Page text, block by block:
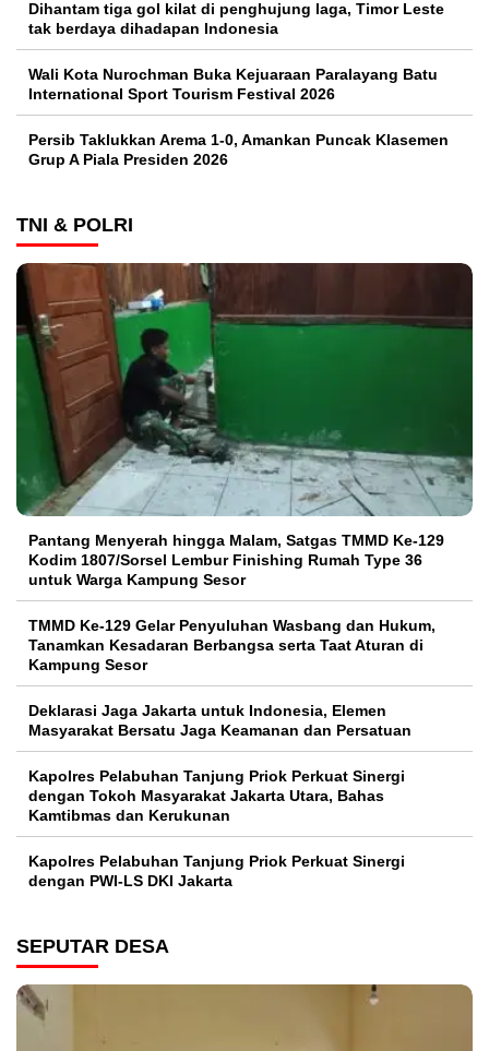
Dihantam tiga gol kilat di penghujung laga, Timor Leste
tak berdaya dihadapan Indonesia
Wali Kota Nurochman Buka Kejuaraan Paralayang Batu
International Sport Tourism Festival 2026
Persib Taklukkan Arema 1-0, Amankan Puncak Klasemen
Grup A Piala Presiden 2026
TNI & POLRI
Pantang Menyerah hingga Malam, Satgas TMMD Ke-129
Kodim 1807/Sorsel Lembur Finishing Rumah Type 36
untuk Warga Kampung Sesor
TMMD Ke-129 Gelar Penyuluhan Wasbang dan Hukum,
Tanamkan Kesadaran Berbangsa serta Taat Aturan di
Kampung Sesor
Deklarasi Jaga Jakarta untuk Indonesia, Elemen
Masyarakat Bersatu Jaga Keamanan dan Persatuan
Kapolres Pelabuhan Tanjung Priok Perkuat Sinergi
dengan Tokoh Masyarakat Jakarta Utara, Bahas
Kamtibmas dan Kerukunan
Kapolres Pelabuhan Tanjung Priok Perkuat Sinergi
dengan PWI-LS DKI Jakarta
SEPUTAR DESA